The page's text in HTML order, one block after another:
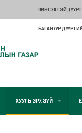
ЧИНГЭЛТЭЙ
БАГАНУУР
ХУУЛЬ ЭРХ ЗҮЙ